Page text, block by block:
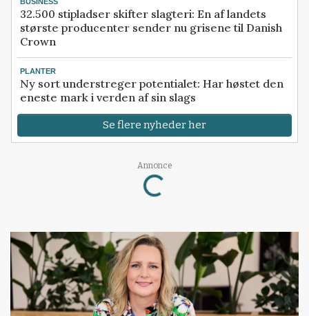
32.500 stipladser skifter slagteri: En af landets
største producenter sender nu grisene til Danish
Crown
PLANTER
Ny sort understreger potentialet: Har høstet den
eneste mark i verden af sin slags
Se flere nyheder her
Annonce
Loading...